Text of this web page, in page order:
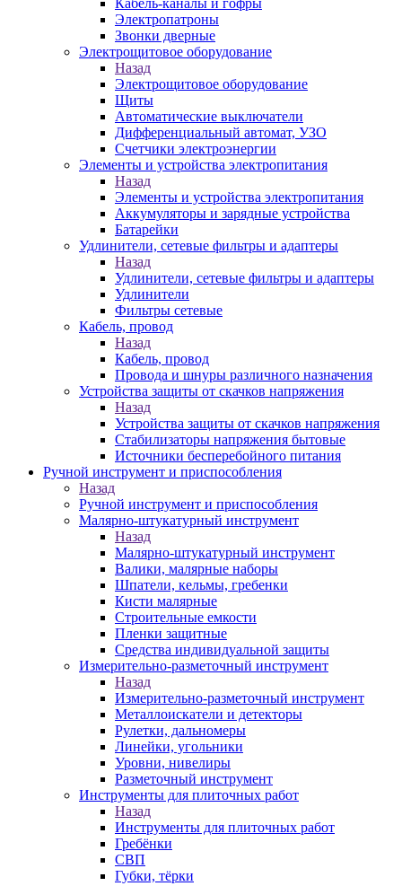
Кабель-каналы и гофры
Электропатроны
Звонки дверные
Электрощитовое оборудование
Назад
Электрощитовое оборудование
Щиты
Автоматические выключатели
Дифференциальный автомат, УЗО
Счетчики электроэнергии
Элементы и устройства электропитания
Назад
Элементы и устройства электропитания
Аккумуляторы и зарядные устройства
Батарейки
Удлинители, сетевые фильтры и адаптеры
Назад
Удлинители, сетевые фильтры и адаптеры
Удлинители
Фильтры сетевые
Кабель, провод
Назад
Кабель, провод
Провода и шнуры различного назначения
Устройства защиты от скачков напряжения
Назад
Устройства защиты от скачков напряжения
Стабилизаторы напряжения бытовые
Источники бесперебойного питания
Ручной инструмент и приспособления
Назад
Ручной инструмент и приспособления
Малярно-штукатурный инструмент
Назад
Малярно-штукатурный инструмент
Валики, малярные наборы
Шпатели, кельмы, гребенки
Кисти малярные
Строительные емкости
Пленки защитные
Средства индивидуальной защиты
Измерительно-разметочный инструмент
Назад
Измерительно-разметочный инструмент
Металлоискатели и детекторы
Рулетки, дальномеры
Линейки, угольники
Уровни, нивелиры
Разметочный инструмент
Инструменты для плиточных работ
Назад
Инструменты для плиточных работ
Гребёнки
СВП
Губки, тёрки